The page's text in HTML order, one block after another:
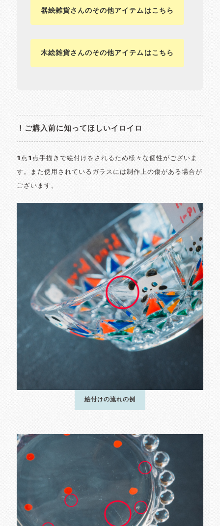
器絵雑貨さんのその他アイテムはこちら
木絵雑貨さんのその他アイテムはこちら
！ご購入前に知ってほしいイロイロ
1点1点手描きで絵付けをされるため様々な個性がございま
す。また使用されているガラスには制作上の傷がある場合が
ございます。
絵付けの流れの例